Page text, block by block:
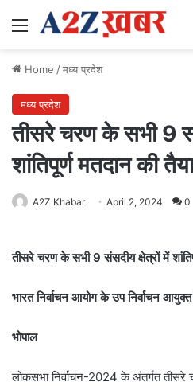
Menu
Home /मध्य प्रदेश
मध्य प्रदेश
तीसरे चरण के सभी 9
शांतिपूर्ण मतदान की
A2Z Khabar April 2, 2024 0
तीसरे चरण के सभी 9 संसदीय क्षेत्रों में
भारत निर्वाचन आयोग के उप निर्वाचन आयुक्त
भोपाल
लोकसभा निर्वाचन-2024 के अंतर्गत